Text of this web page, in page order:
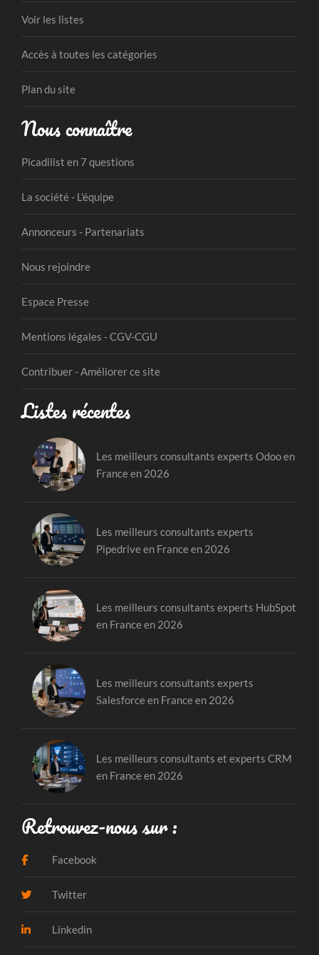
Voir les listes
Accès à toutes les catégories
Plan du site
Nous connaître
Picadilist en 7 questions
La société - L'équipe
Annonceurs - Partenariats
Nous rejoindre
Espace Presse
Mentions légales - CGV-CGU
Contribuer - Améliorer ce site
Listes récentes
Les meilleurs consultants experts Odoo en
France en 2026
Les meilleurs consultants experts
Pipedrive en France en 2026
Les meilleurs consultants experts HubSpot
en France en 2026
Les meilleurs consultants experts
Salesforce en France en 2026
Les meilleurs consultants et experts CRM
en France en 2026
Retrouvez-nous sur :
Facebook
Twitter
Linkedin